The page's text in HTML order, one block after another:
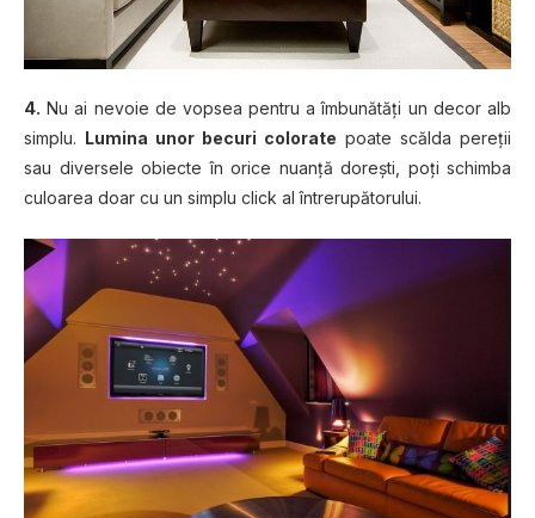
4. Nu ai nevoie de vopsea pentru a îmbunătăţi un decor alb
simplu. Lumina unor becuri colorate poate scălda pereţii
sau diversele obiecte în orice nuanţă doreşti, poţi schimba
culoarea doar cu un simplu click al întrerupătorului.